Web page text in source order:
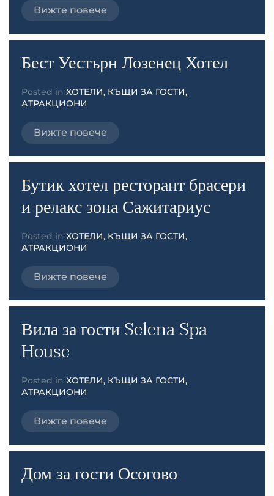
Вижте повече
Бест Уестърн Лозенец Хотел
Posted in ХОТЕЛИ, КЪЩИ ЗА ГОСТИ,
АТРАКЦИОНИ
Вижте повече
Бутик хотел ресторант брасери
и релакс зона Сажитариус
Posted in ХОТЕЛИ, КЪЩИ ЗА ГОСТИ,
АТРАКЦИОНИ
Вижте повече
Вила за гости Selena Spa
House
Posted in ХОТЕЛИ, КЪЩИ ЗА ГОСТИ,
АТРАКЦИОНИ
Вижте повече
Дом за гости Осогово